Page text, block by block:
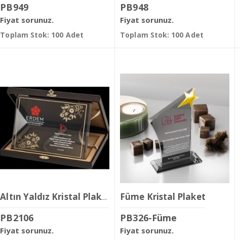
PB949
Fiyat sorunuz.
Toplam Stok: 100 Adet
PB948
Fiyat sorunuz.
Toplam Stok: 100 Adet
Altın Yaldız Kristal Plaket
PB2106
Fiyat sorunuz.
Füme Kristal Plaket
PB326-Füme
Fiyat sorunuz.